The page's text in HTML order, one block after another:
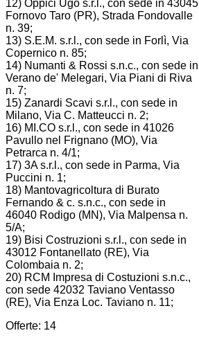
12) Oppici Ugo s.r.l., con sede in 43045
Fornovo Taro (PR), Strada Fondovalle
n. 39;
13) S.E.M. s.r.l., con sede in Forlì, Via
Copernico n. 85;
14) Numanti & Rossi s.n.c., con sede in
Verano de' Melegari, Via Piani di Riva
n. 7;
15) Zanardi Scavi s.r.l., con sede in
Milano, Via C. Matteucci n. 2;
16) MI.CO s.r.l., con sede in 41026
Pavullo nel Frignano (MO), Via
Petrarca n. 4/1;
17) 3A s.r.l., con sede in Parma, Via
Puccini n. 1;
18) Mantovagricoltura di Burato
Fernando & c. s.n.c., con sede in
46040 Rodigo (MN), Via Malpensa n.
5/A;
19) Bisi Costruzioni s.r.l., con sede in
43012 Fontanellato (RE), Via
Colombaia n. 2;
20) RCM Impresa di Costuzioni s.n.c.,
con sede 42032 Taviano Ventasso
(RE), Via Enza Loc. Taviano n. 11;
Offerte: 14